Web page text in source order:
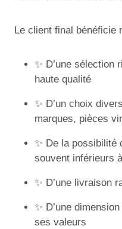
Le client final bénéficie
✨ D’une sélection
haute qualité
✨ D’un choix
marques, pièces
✨ De la possibilité
souvent inférieurs
✨ D’une livraison
✨ D’une
ses valeurs